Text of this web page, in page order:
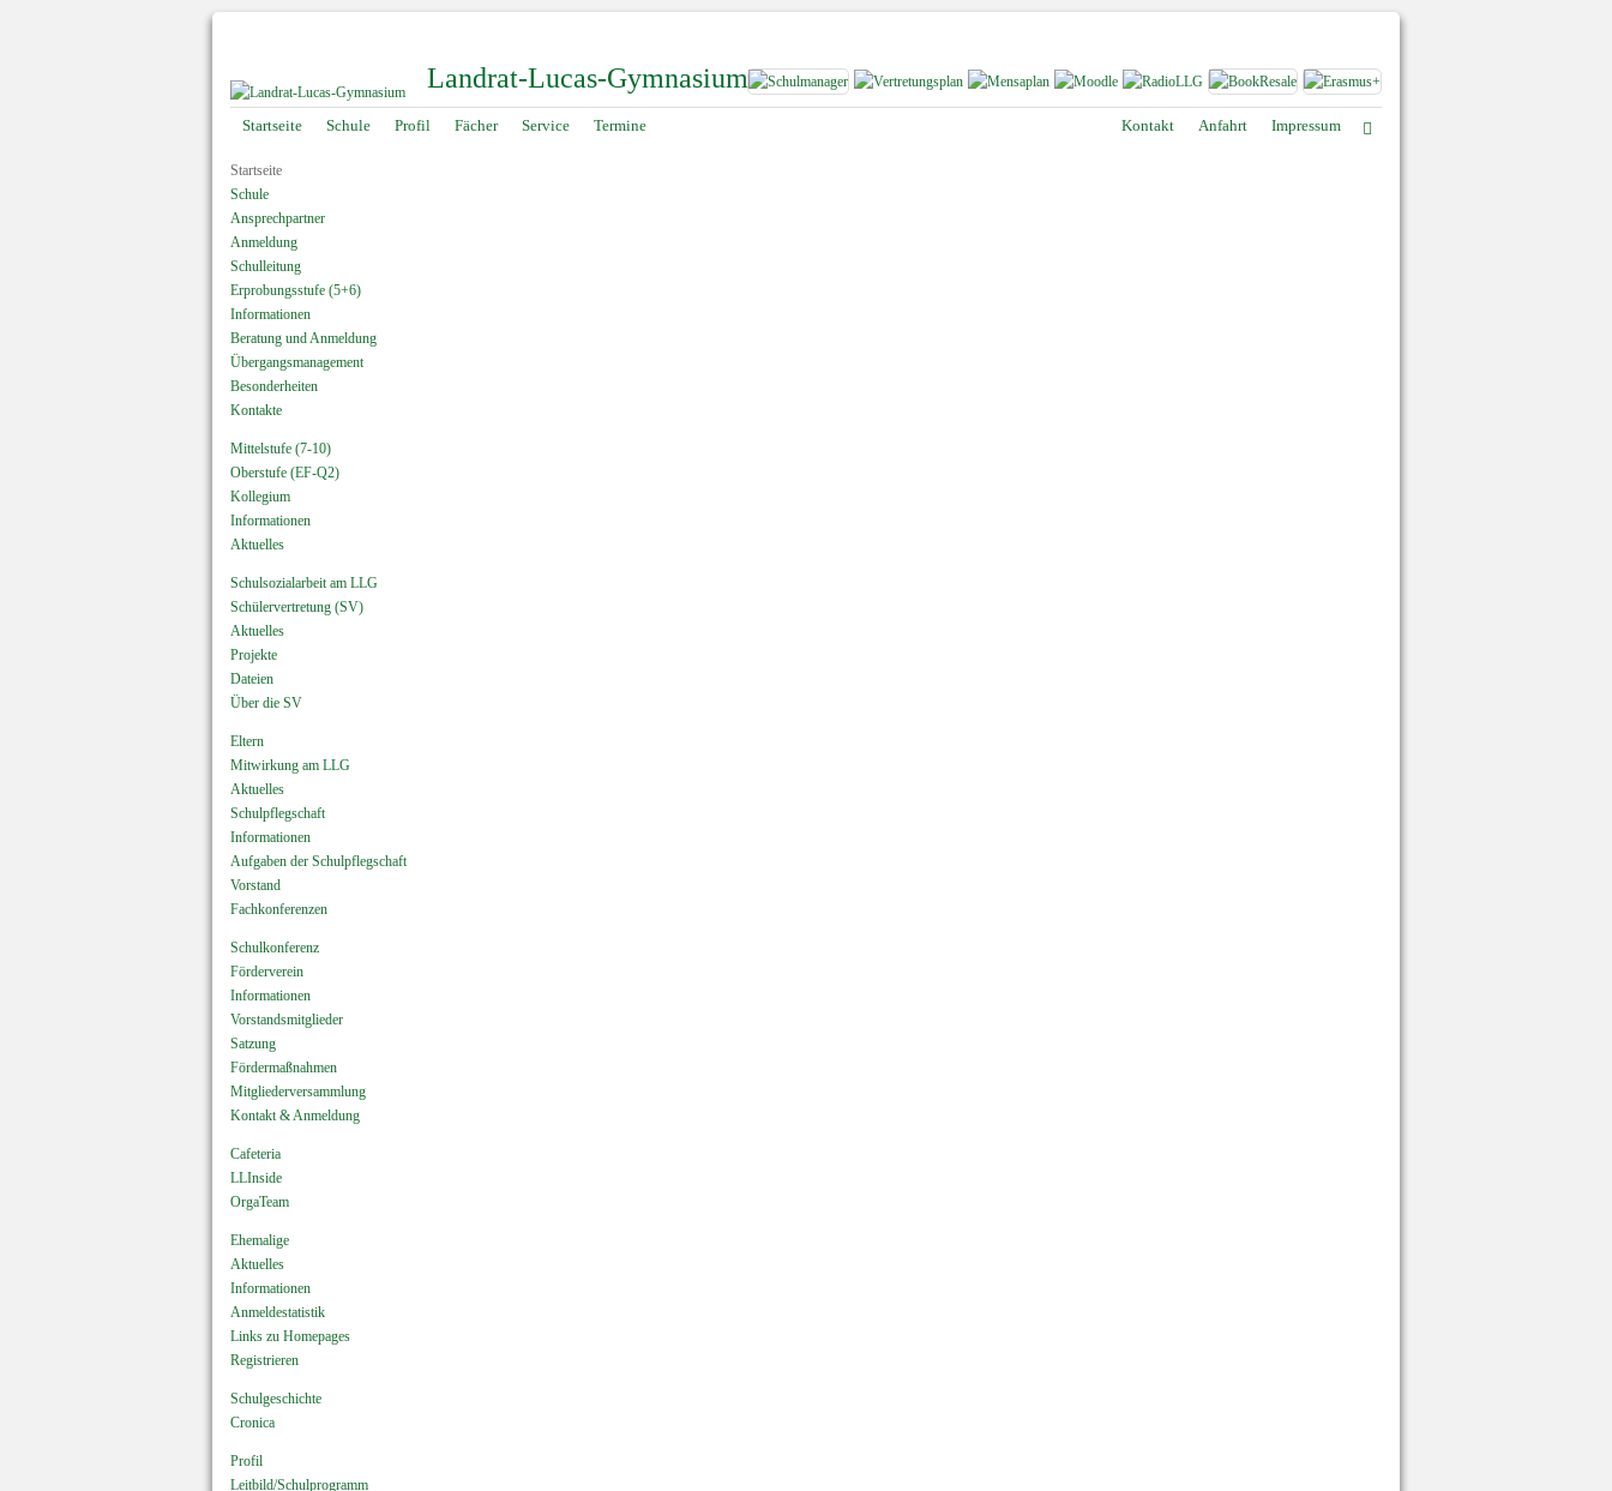
Landrat-Lucas-Gymnasium
Navigation
Startseite Schule Profil Fächer Service Termine Impressum
Anfahrt
Kontakt
Startseite
Schule
Ansprechpartner
Anmeldung
Schulleitung
Erprobungsstufe (5+6)
Informationen
Beratung und Anmeldung
Übergangsmanagement
Besonderheiten
Kontakte
Mittelstufe (7-10)
Oberstufe (EF-Q2)
Kollegium
Informationen
Aktuelles
Schulsozialarbeit am LLG
Schülervertretung (SV)
Aktuelles
Projekte
Dateien
Über die SV
Eltern
Mitwirkung am LLG
Aktuelles
Schulpflegschaft
Informationen
Aufgaben der Schulpflegschaft
Vorstand
Fachkonferenzen
Schulkonferenz
Förderverein
Informationen
Vorstandsmitglieder
Satzung
Fördermaßnahmen
Mitgliederversammlung
Kontakt & Anmeldung
Cafeteria
LLInside
OrgaTeam
Ehemalige
Aktuelles
Informationen
Anmeldestatistik
Links zu Homepages
Registrieren
Schulgeschichte
Cronica
Profil
Leitbild/Schulprogramm